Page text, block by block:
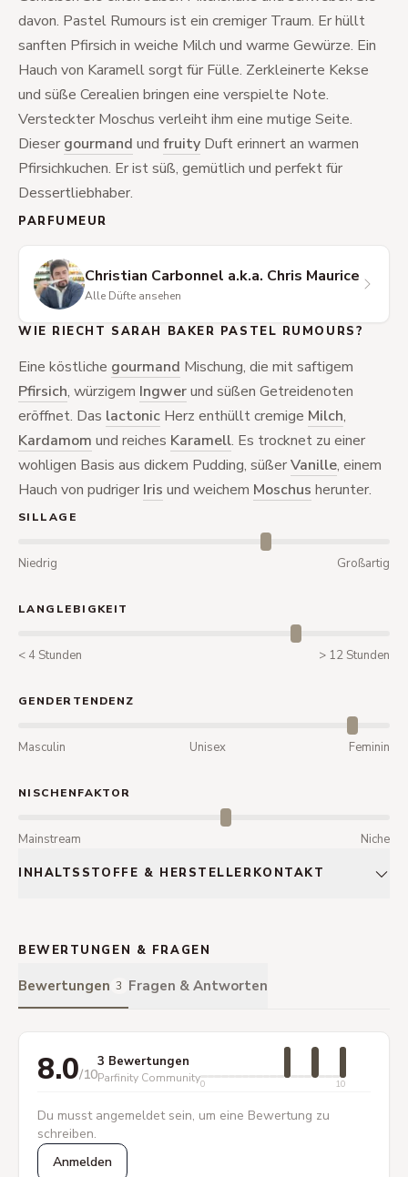
davon. Pastel Rumours ist ein cremiger Traum. Er hüllt
sanften Pfirsich in weiche Milch und warme Gewürze. Ein
Hauch von Karamell sorgt für Fülle. Zerkleinerte Kekse
und süße Cerealien bringen eine verspielte Note.
Versteckter Moschus verleiht ihm eine mutige Seite.
Dieser gourmand und fruity Duft erinnert an warmen
Pfirsichkuchen. Er ist süß, gemütlich und perfekt für
Dessertliebhaber.
PARFUMEUR
Christian Carbonnel a.k.a. Chris Maurice
Alle Düfte ansehen
WIE RIECHT SARAH BAKER PASTEL RUMOURS?
Eine köstliche gourmand Mischung, die mit saftigem
Pfirsich, würzigem Ingwerund süßen Getreidenoten
eröffnet. Das lactonic Herz enthüllt cremige Milch,
Kardamom und reiches Karamell. Es trocknet zu einer
wohligen Basis aus dickem Pudding, süßerVanille, einem
Hauch von pudriger Iris und weichem Moschus herunter.
SILLAGE
Niedrig Großartig
LANGLEBIGKEIT
< 4 Stunden > 12 Stunden
GENDERTENDENZ
Masculin Unisex Feminin
NISCHENFAKTOR
Mainstream Niche
INHALTSSTOFFE & HERSTELLERKONTAKT
BEWERTUNGEN & FRAGEN
Bewertungen 3 Fragen & Antworten
8.0/10
3 Bewertungen
Parfinity Community0 10
Du musst angemeldet sein, um eine Bewertung zu
schreiben.
Anmelden